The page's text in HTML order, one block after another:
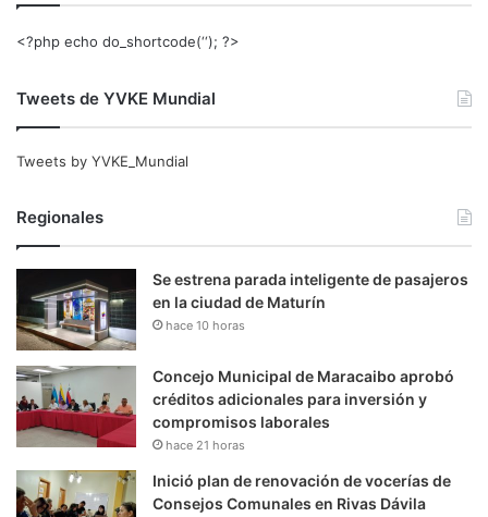
<?php echo do_shortcode(‘‘); ?>
Tweets de YVKE Mundial
Tweets by YVKE_Mundial
Regionales
Se estrena parada inteligente de pasajeros
en la ciudad de Maturín
hace 10 horas
Concejo Municipal de Maracaibo aprobó
créditos adicionales para inversión y
compromisos laborales
hace 21 horas
Inició plan de renovación de vocerías de
Consejos Comunales en Rivas Dávila